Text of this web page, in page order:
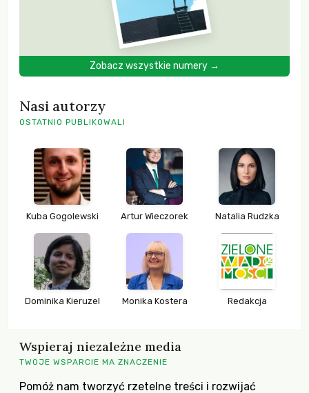
Zobacz wszystkie numery →
Nasi autorzy
OSTATNIO PUBLIKOWALI
Kuba Gogolewski Artur Wieczorek Natalia Rudzka
Dominika Kieruzel Monika Kostera Redakcja
Wspieraj niezależne media
TWOJE WSPARCIE MA ZNACZENIE
Pomóż nam tworzyć rzetelne treści i rozwijać